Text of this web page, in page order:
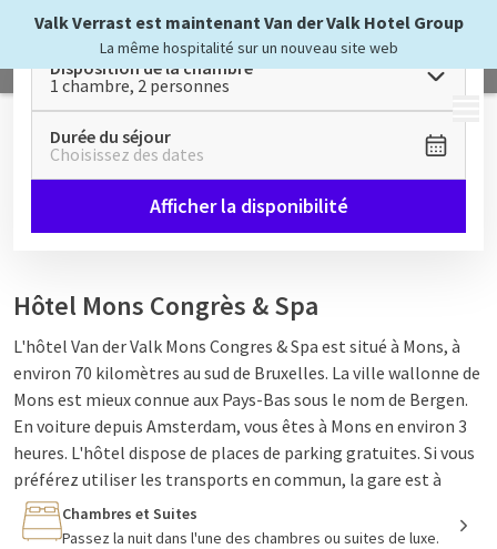
Valk Verrast est maintenant Van der Valk Hotel Group
La même hospitalité sur un nouveau site web
MENU
Disposition de la chambre
1 chambre, 2 personnes
Durée du séjour
Choisissez des dates
Afficher la disponibilité
Hôtel Mons Congrès & Spa
L'hôtel Van der Valk Mons Congres & Spa est situé à Mons, à
environ 70 kilomètres au sud de Bruxelles. La ville wallonne de
Mons est mieux connue aux Pays-Bas sous le nom de Bergen.
En voiture depuis Amsterdam, vous êtes à Mons en environ 3
heures. L'hôtel dispose de places de parking gratuites. Si vous
préférez utiliser les transports en commun, la gare est à
distance de marche de l'hôtel. En résumé, l'hôtel Van der Valk
Mons Congres est une base idéale pour un séjour dans la ville
Chambres et Suites
Passez la nuit dans l'une des chambres ou suites de luxe.